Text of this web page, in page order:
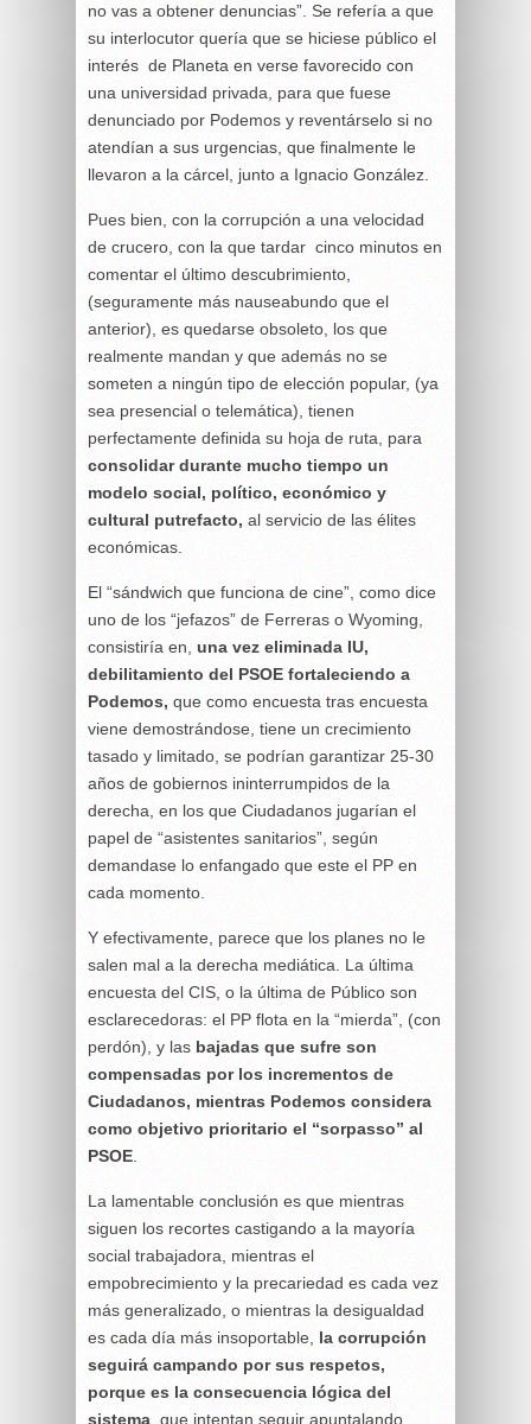
no vas a obtener denuncias”. Se refería a que
su interlocutor quería que se hiciese público el
interés de Planeta en verse favorecido con
una universidad privada, para que fuese
denunciado por Podemos y reventárselo si no
atendían a sus urgencias, que finalmente le
llevaron a la cárcel, junto a Ignacio González.
Pues bien, con la corrupción a una velocidad
de crucero, con la que tardar cinco minutos en
comentar el último descubrimiento,
(seguramente más nauseabundo que el
anterior), es quedarse obsoleto, los que
realmente mandan y que además no se
someten a ningún tipo de elección popular, (ya
sea presencial o telemática), tienen
perfectamente definida su hoja de ruta, para
consolidar durante mucho tiempo un
modelo social, político, económico y
cultural putrefacto, al servicio de las élites
económicas.
El “sándwich que funciona de cine”, como dice
uno de los “jefazos” de Ferreras o Wyoming,
consistiría en, una vez eliminada IU,
debilitamiento del PSOE fortaleciendo a
Podemos, que como encuesta tras encuesta
viene demostrándose, tiene un crecimiento
tasado y limitado, se podrían garantizar 25-30
años de gobiernos ininterrumpidos de la
derecha, en los que Ciudadanos jugarían el
papel de “asistentes sanitarios”, según
demandase lo enfangado que este el PP en
cada momento.
Y efectivamente, parece que los planes no le
salen mal a la derecha mediática. La última
encuesta del CIS, o la última de Público son
esclarecedoras: el PP flota en la “mierda”, (con
perdón), y las bajadas que sufre son
compensadas por los incrementos de
Ciudadanos, mientras Podemos considera
como objetivo prioritario el “sorpasso” al
PSOE
La lamentable conclusión es que mientras
siguen los recortes castigando a la mayoría
social trabajadora, mientras el
empobrecimiento y la precariedad es cada vez
más generalizado, o mientras la desigualdad
es cada día más insoportable,
la corrupción
seguirá campando por sus respetos,
porque es la consecuencia lógica del
sistema , que intentan seguir apuntalando